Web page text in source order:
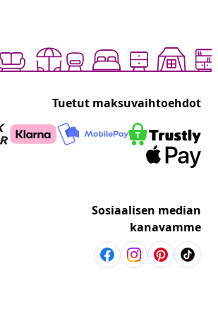
Tuetut maksuvaihtoehdot
Sosiaalisen median
kanavamme